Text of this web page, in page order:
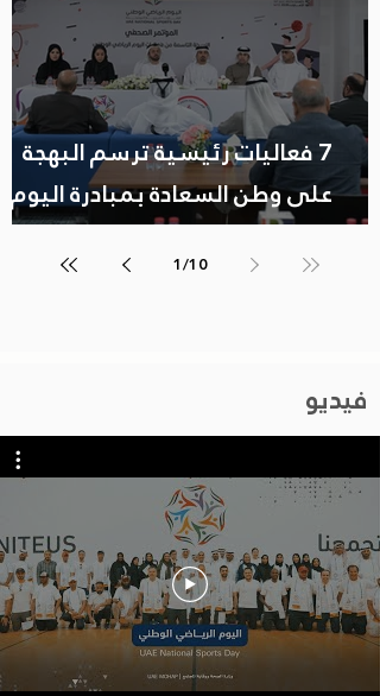
7 فعاليات رئيسية ترسم البهجة
على وطن السعادة بمبادرة اليوم
الرياضي الوطني
1/10
فيديو